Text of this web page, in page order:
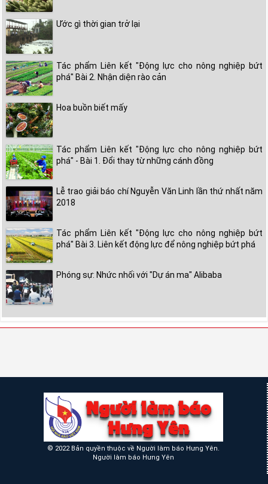
Ước gì thời gian trở lại
Tác phẩm Liên kết "Động lực cho nông nghiệp bứt
phá" Bài 2. Nhận diện rào cản
Hoa buồn biết mấy
Tác phẩm Liên kết "Động lực cho nông nghiệp bứt
phá" - Bài 1. Đổi thay từ những cánh đồng
Lễ trao giải báo chí Nguyễn Văn Linh lần thứ nhất năm
2018
Tác phẩm Liên kết "Động lực cho nông nghiệp bứt
phá" Bài 3. Liên kết động lực để nông nghiệp bứt phá
Phóng sự: Nhức nhối với "Dự án ma" Alibaba
© 2022 Bản quyền thuộc về Người làm báo Hưng Yên.
Người làm báo Hưng Yên